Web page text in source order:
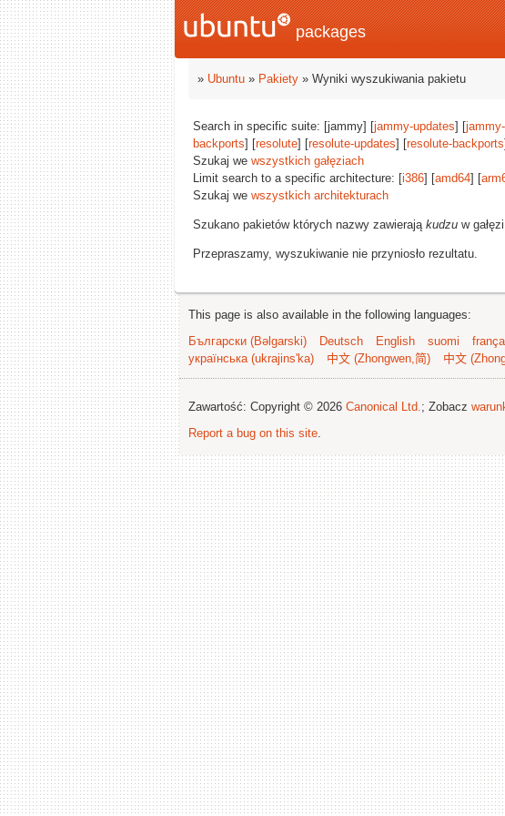
packages
» Ubuntu » Pakiety » Wyniki wyszukiwania pakietu
Search in specific suite: [jammy] [jammy-updates] [
backports] [resolute] [resolute-updates] [resolute-backports
Szukaj we wszystkich gałęziach
Limit search to a specific architecture: [i386] [amd64] [
Szukaj we wszystkich architekturach
Szukano pakietów których nazwy zawierają kudzu w
Przepraszamy, wyszukiwanie nie przyniosło rezultatu.
This page is also available in the following languages:
Български (Bəlgarski)
Deutsch English suomi
українська (ukrajins'ka)
中文 (Zhongwen,简) 中文
Zawartość: Copyright © 2026 Canonical Ltd.; Zobacz
Report a bug on this site.